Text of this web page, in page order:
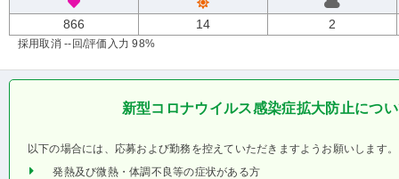
866 14 2
採用取消 --回/評価入力 98%
新型コロナウイルス感染症拡大防止につ
以下の場合には、応募および勤務を控えていただきますようお願いします。
発熱及び微熱・体調不良等の症状がある方